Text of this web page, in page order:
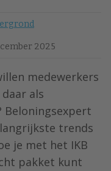
2025
medewerkers
als
Beloningsexpert
trends
je met het IKB
pakket kunt